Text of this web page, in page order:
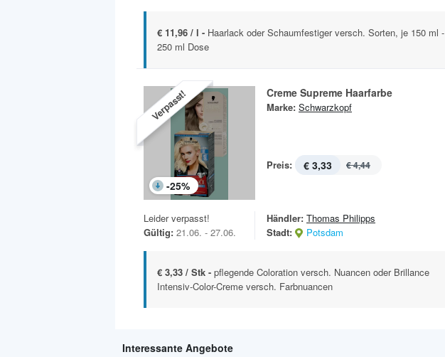
€ 11,96 / l - Haarlack oder Schaumfestiger versch. Sorten, je 150 ml -
250 ml Dose
Verpasst!
-25%
Creme Supreme Haarfarbe
Marke: Schwarzkopf
Preis: € 3,33 € 4,44
Leider verpasst!
Gültig: 21.06. - 27.06.
Händler: Thomas Philipps
Stadt:
Potsdam
€ 3,33 / Stk - pflegende Coloration versch. Nuancen oder Brillance
Intensiv-Color-Creme versch. Farbnuancen
Interessante Angebote